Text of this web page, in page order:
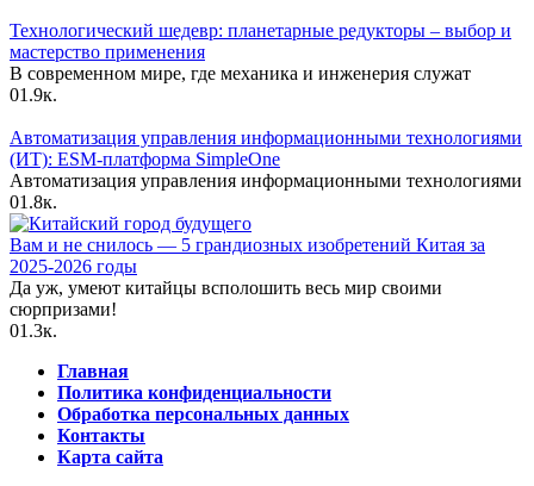
Технологический шедевр: планетарные редукторы – выбор и
мастерство применения
В современном мире, где механика и инженерия служат
01.9к.
Автоматизация управления информационными технологиями
(ИТ): ESM-платформа SimpleOne
Автоматизация управления информационными технологиями
01.8к.
Вам и не снилось — 5 грандиозных изобретений Китая за
2025-2026 годы
Да уж, умеют китайцы всполошить весь мир своими
сюрпризами!
01.3к.
Главная
Политика конфиденциальности
Обработка персональных данных
Контакты
Карта сайта